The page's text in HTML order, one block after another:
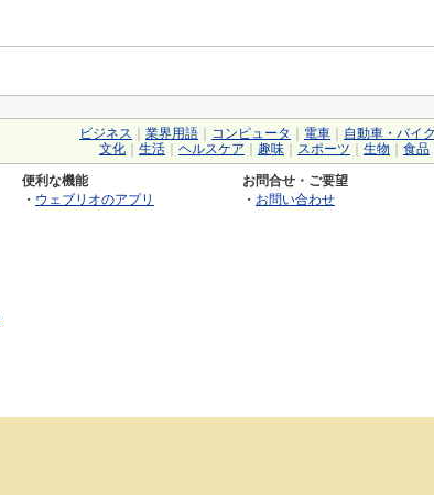
ビジネス 業界用語 コンピュータ 電車 自動車・バイク
文化
生活 ヘルスケア 趣味 スポーツ 生物 食品
便利な機能
・ ウェブリオのアプリ
お問合せ・ご要望
・ お問い合わせ